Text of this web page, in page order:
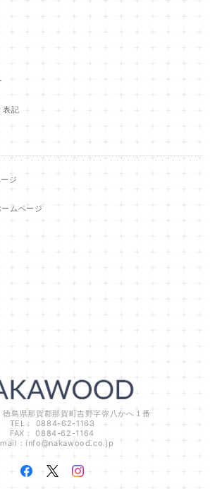
表記
ジ
ムページ
島県那賀郡那賀町吉野字弥八かへ１番
TEL： 0884-62-1163
FAX： 0884-62-1164
：info@nakawood.co.jp